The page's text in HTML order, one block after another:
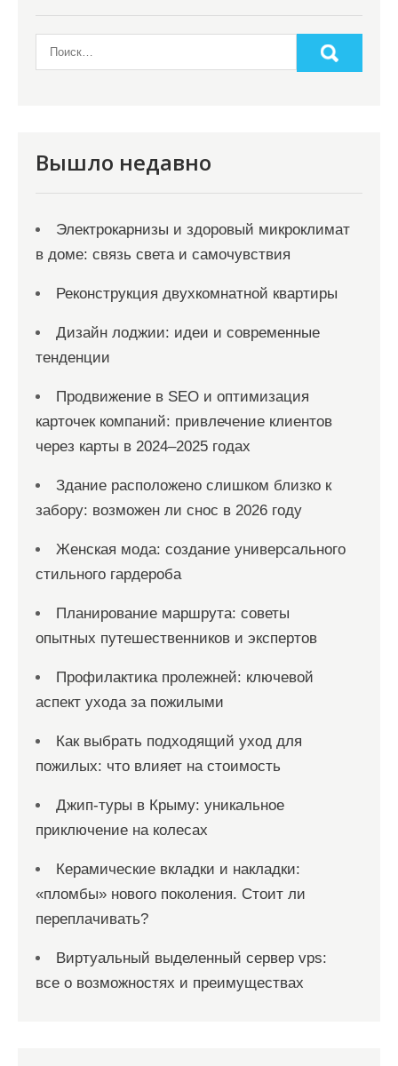
Вышло недавно
Электрокарнизы и здоровый микроклимат
в доме: связь света и самочувствия
Реконструкция двухкомнатной квартиры
Дизайн лоджии: идеи и современные
тенденции
Продвижение в SEO и оптимизация
карточек компаний: привлечение клиентов
через карты в 2024–2025 годах
Здание расположено слишком близко к
забору: возможен ли снос в 2026 году
Женская мода: создание универсального
стильного гардероба
Планирование маршрута: советы
опытных путешественников и экспертов
Профилактика пролежней: ключевой
аспект ухода за пожилыми
Как выбрать подходящий уход для
пожилых: что влияет на стоимость
Джип-туры в Крыму: уникальное
приключение на колесах
Керамические вкладки и накладки:
«пломбы» нового поколения. Стоит ли
переплачивать?
Виртуальный выделенный сервер vps:
все о возможностях и преимуществах